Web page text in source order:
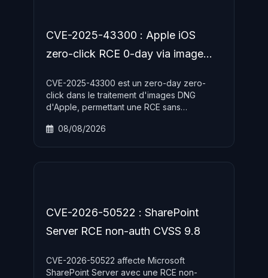
CVE-2025-43300 : Apple iOS
zero-click RCE 0-day via image
CVE-2025-43300 est un zero-day zero-
click dans le traitement d'images DNG
d'Apple, permettant une RCE sans
Activement exploite dans des attaques
08/08/2026
CVE-2026-50522 : SharePoint
Server RCE non-auth CVSS 9.8
CVE-2026-50522 affecte Microsoft
SharePoint Server avec une RCE non-